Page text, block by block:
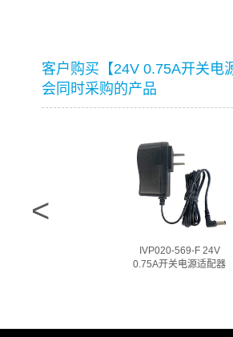
客户购买【24V 0.75A开关电
会同时采购的产品
IVP020-569-F 24V
0.75A开关电源适配器